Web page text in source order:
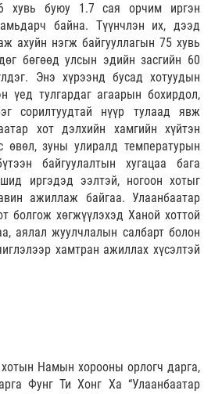
хувь буюу 1.7 сая орчим иргэн
байна. Түүнчлэн их, дээд
ахуйн нэгж байгууллагын 75 хувь
бөгөөд улсын эдийн засгийн 60
Энэ хүрээнд бусад хотуудын
үед тулгардаг агаарын бохирдол,
сорилтуудтай нүүр тулаад явж
хот дэлхийн хамгийн хүйтэн
өвөл, зуны улиралд температурын
байгуулалтын хугацаа бага
иргэдэд ээлтэй, ногоон хотыг
ажиллаж байгаа. Улаанбаатар
болгож хөгжүүлэхэд Ханой хоттой
аялал жуулчлалын салбарт болон
хамтран ажиллах хүсэлтэй
Намын хорооны орлогч дарга,
Фунг Ти Хонг Ха “Улаанбаатар